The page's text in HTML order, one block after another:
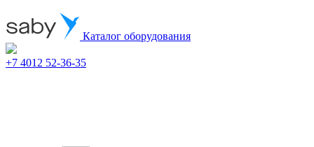
Каталог оборудования
+7 4012 52-36-35